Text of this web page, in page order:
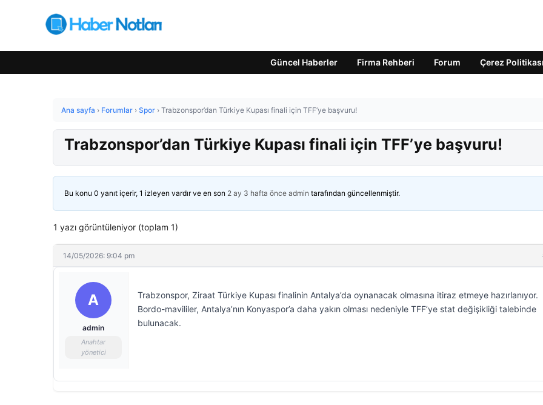
Güncel Haberler Firma Rehberi Forum Çerez Politikası
Ana sayfa › Forumlar › Spor › Trabzonspor’dan Türkiye Kupası finali için TFF’ye başvuru!
Trabzonspor’dan Türkiye Kupası finali için TFF’ye başvuru!
Bu konu 0 yanıt içerir, 1 izleyen vardır ve en son 2 ay 3 hafta önce admin tarafından güncellenmiştir.
1 yazı görüntüleniyor (toplam 1)
14/05/2026: 9:04 pm
A
admin
Anahtar
yönetici
Trabzonspor, Ziraat Türkiye Kupası finalinin Antalya’da oynanacak olmasına itiraz etmeye hazırlanıyor.
Bordo-mavililer, Antalya’nın Konyaspor’a daha yakın olması nedeniyle TFF’ye stat değişikliği talebinde
bulunacak.